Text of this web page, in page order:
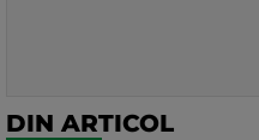
DIN ARTICOL